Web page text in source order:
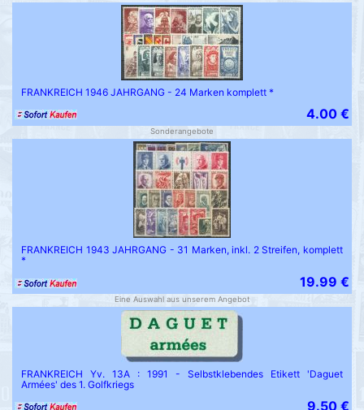
FRANKREICH 1946 JAHRGANG - 24 Marken komplett *
4.00 €
Sonderangebote
FRANKREICH 1943 JAHRGANG - 31 Marken, inkl. 2 Streifen, komplett
*
19.99 €
Eine Auswahl aus unserem Angebot
FRANKREICH Yv. 13A : 1991 - Selbstklebendes Etikett 'Daguet
Armées' des 1. Golfkriegs
9.50 €